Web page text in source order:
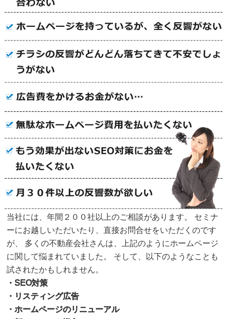
当社には、年間２００社以上のご相談があります。 セミナ
ーにお越しいただいたり、直接お問合せをいただくのです
が、 多くの不動産会社さんは、上記のようにホームページ
に関して悩まれていました。 そして、以下のようなことも
試されたかもしれません。
・SEO対策
・リスティング広告
・ホームページのリニューアル